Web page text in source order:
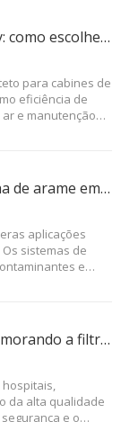
Atualize sua eficiência da cabine de spray: como escolher a mídia de filtro de teto certa para pintura automotiva
para cabines de
eficiência de
e manutenção
As vantagens da mídia de filtro com malha de arame em sistemas de filtração industrial
aplicações
sistemas de
e
Inovações em mídia de filtro de teto: aprimorando a filtração de ar em grandes edifícios
hospitais,
da alta qualidade
e o